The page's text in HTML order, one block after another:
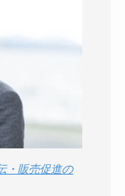
クの口コ
？】セルプ
株式会社の
評判
・販売促進の